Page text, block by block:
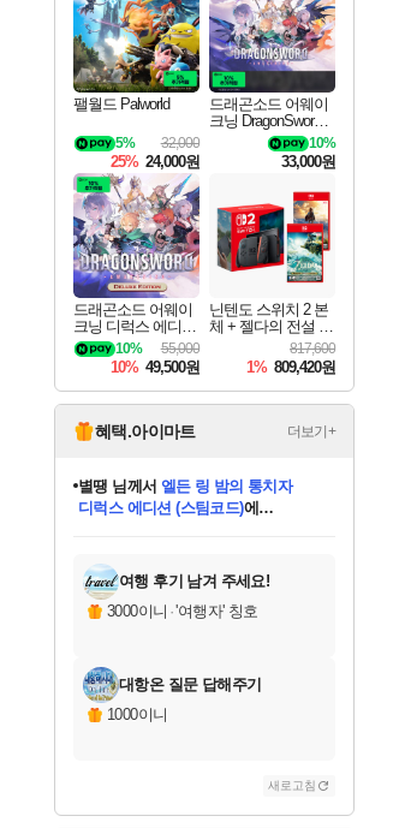
팰월드 Palworld
32,000
5%
25% 24,000원
드래곤소드 어웨이
크닝 DragonSword A
10%
33,000원
드래곤소드 어웨이
크닝 디럭스 에디션
DragonSword Awake
ning Deluxe Edition
55,000
10%
10% 49,500원
닌텐도 스위치 2 본
체 + 젤다의 전설 티
어스 오브 더 킹덤
닌텐도 스위치 2 에
디션 + 젤다의 전설
브레스 오브 더 와
일드 닌텐도 스위치
2 에디션 번들
817,600
1% 809,420원
혜택.아이마트 더보기+
교환.
별땡 님께서
당첨되셨습니다.
니코 님께서 (본편포함) 데이브 더
다이버 인 더 정글 번들 (스팀코드)
당첨되셨습니다.
당첨되셨습니다.
당첨되셨습니다.
당첨되셨습니다.
당첨되셨습니다.
에디션 (스팀코드) 를 교환.
당첨되셨습니다.
여행 후기 남겨 주세요!
3000이니 ·'여행자' 칭호
대항온 질문 답해주기
1000이니
새로고침